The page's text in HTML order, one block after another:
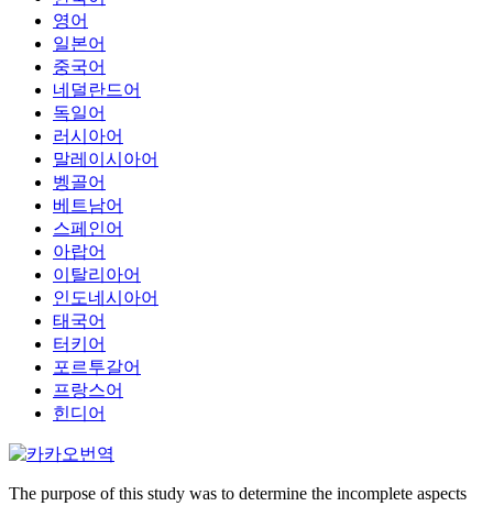
영어
일본어
중국어
네덜란드어
독일어
러시아어
말레이시아어
벵골어
베트남어
스페인어
아랍어
이탈리아어
인도네시아어
태국어
터키어
포르투갈어
프랑스어
힌디어
The purpose of this study was to determine the incomplete aspects